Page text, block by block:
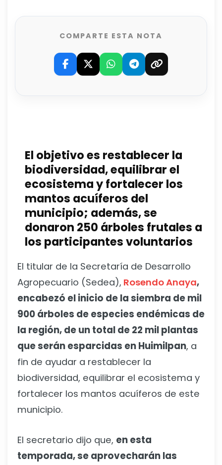
COMPARTE ESTA NOTA
El objetivo es restablecer la
biodiversidad, equilibrar el
ecosistema y fortalecer los
mantos acuíferos del
municipio; además,se
donaron 250 árboles frutales a
los participantes voluntarios
El titular de la Secretaría de Desarrollo
Agropecuario (Sedea), Rosendo Anaya,
encabezó el inicio de la siembra de mil
900 árboles de especies endémicas de
la región, de un total de 22 mil plantas
que serán esparcidas en Huimilpan, a
fin de ayudar a restablecer la
biodiversidad, equilibrar el ecosistema y
fortalecer los mantos acuíferos de este
municipio.
El secretario dijo que, en esta
temporada, se aprovecharán las